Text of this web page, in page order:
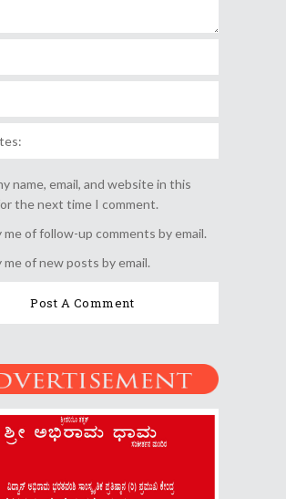
name, email, and website in this
the next time I comment.
of follow-up comments by email.
of new posts by email.